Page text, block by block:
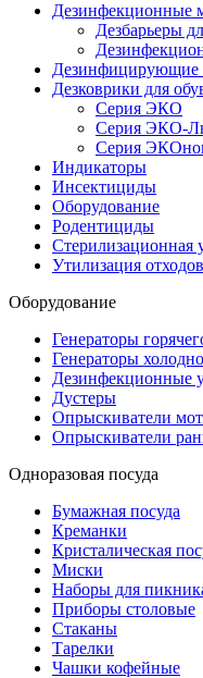
Дезинфекционные
Дезбарьеры
Дезинфицирующие
Дезковрики для
Серия ЭКО
Серия ЭКО-
Серия
Индикаторы
Инсектициды
Оборудование
Родентициды
Стерилизационная
Утилизация отходов
Оборудование
Генераторы
Генераторы
Дезинфекционные
Дустеры
Опрыскиватели
Опрыскиватели
Одноразовая посуда
Бумажная посуда
Креманки
Кристалическая
Миски
Наборы для
Приборы столовые
Стаканы
Тарелки
Чашки кофейные